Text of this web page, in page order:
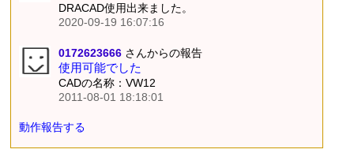
DRACAD使用出来ました。
2020-09-19 16:07:16
0172623666 さんからの報告
使用可能でした
CADの名称：VW12
2011-08-01 18:18:01
動作報告する